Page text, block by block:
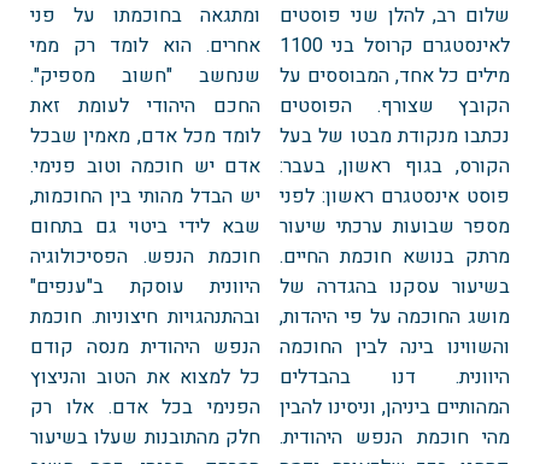
שלום רב, להלן שני פוסטים
לאינסטגרם קרוסל בני 1100
מילים כל אחד, המבוססים על
הקובץ שצורף. הפוסטים
נכתבו מנקודת מבטו של בעל
הקורס, בגוף ראשון, בעבר:
פוסט אינסטגרם ראשון: לפני
מספר שבועות ערכתי שיעור
מרתק בנושא חוכמת החיים.
בשיעור עסקנו בהגדרה של
מושג החוכמה על פי היהדות,
והשווינו בינה לבין החוכמה
היוונית. דנו בהבדלים
המהותיים ביניהן, וניסינו להבין
מהי חוכמת הנפש היהודית.
ומתגאה בחוכמתו על פני
אחרים. הוא לומד רק ממי
שנחשב "חשוב מספיק".
החכם היהודי לעומת זאת
לומד מכל אדם, מאמין שבכל
אדם יש חוכמה וטוב פנימי.
יש הבדל מהותי בין החוכמות,
שבא לידי ביטוי גם בתחום
חוכמת הנפש. הפסיכולוגיה
היוונית עוסקת ב"ענפים"
ובהתנהגויות חיצוניות. חוכמת
הנפש היהודית מנסה קודם
כל למצוא את הטוב והניצוץ
הפנימי בכל אדם. אלו רק
חלק מהתובנות שעלו בשיעור